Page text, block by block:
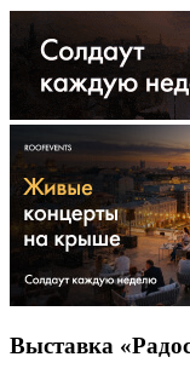
Выставка